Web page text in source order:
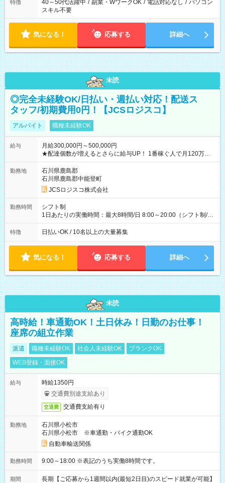
特徴 40～50代活躍中 / 副業・WワークOK / 電話対応なし / パソコン
スキル不要
気になる！ 応募する 詳細へ
未読
◎完全未経験OK/日払い・週払い対応！配送ス
タッフ/初期費用0円！【JCSロジスコ】
アルバイト 職種未経験OK
給与
月給300,000円～500,000円
★配達個数が増えるとさらに給与UP！ 1番稼ぐ人で月120万ほ
ど！ ・主要都市エリア 月収55万円／週5日稼働 月収65万~112
万円／週6日稼働 ・地方郊外エリア 月収40万円／週5日稼働 月
収40万円~50万円／週6日稼働 ＜モデルイメージ＞ ■月収50万
円 (27歳男性/江東区在住)※元建築関係 1日150個配達×25日勤務
(日休み) ■月収80万円(43歳男性/墨田区在住)※元営業 1日200個
勤務地
石川県鹿島郡
石川県鹿島郡中能登町
JCSロジスコ株式会社
勤務時間
シフト制
1日あたりの実働時間：最大8時間/日 8:00～20:00（シフト制/実
働8時間） ※週5日勤務（場所次第では週4も有り） ※配達状況
によって時間外での勤務可能性有り ※案件により多少の前後あ
特徴 日払いOK / 10名以上の大量募集
気になる！ 応募する 詳細へ
未読
高時給！車通勤OK！土日休み！日勤のお仕事！
座席の組立作業
派遣 職種未経験OK 社会人未経験OK
ブランクOK
WEB登録・面接OK
給与
時給1350円
交通費別途支給あり
交通費 交通費支給有り
勤務地
石川県小松市
石川県小松市 ※車通勤・バイク通勤OK
自動車輸送関係
勤務時間 9:00～18:00 ※表記のうち実働8時間です。
期間
長期【ご応募から1週間以内(最短2日目)のスピード就業が可能】